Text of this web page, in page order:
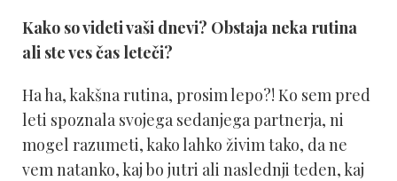
Kako so videti vaši dnevi? Obstaja neka rutina
ali ste ves čas leteči?
Ha ha, kakšna rutina, prosim lepo?! Ko sem pred
leti spoznala svojega sedanjega partnerja, ni
mogel razumeti, kako lahko živim tako, da ne
vem natanko, kaj bo jutri ali naslednji teden, kaj